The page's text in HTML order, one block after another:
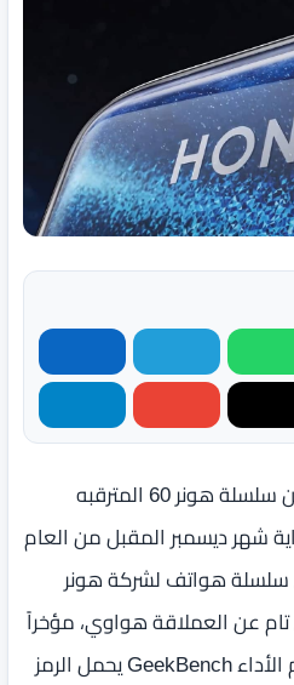
الجميع فى أنتظار الكشف عن سلسلة هونر 60 المترقبه
شهر ديسمبر المقبل من العام
تعد ثاني سلسلة هواتف لشركة هونر
تام عن العملاقة هواوي، مؤخراً
ظهر الهاتف علي منصة تقيم الأداء GeekBench يحمل الرمز